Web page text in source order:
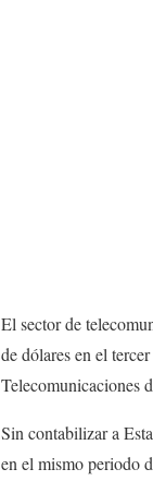
El sector de
de dólares en el
Telecomunicaciones
Sin contabilizar a
en el mismo periodo